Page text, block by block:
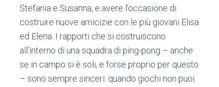
Stefania e Susanna, e avere l’occasione di
costruire nuove amicizie con le più giovani Elisa
ed Elena. I rapporti che si costruiscono
all’interno di una squadra di ping-pong – anche
se in campo si è soli, e forse proprio per questo
– sono sempre sinceri: quando giochi non puoi